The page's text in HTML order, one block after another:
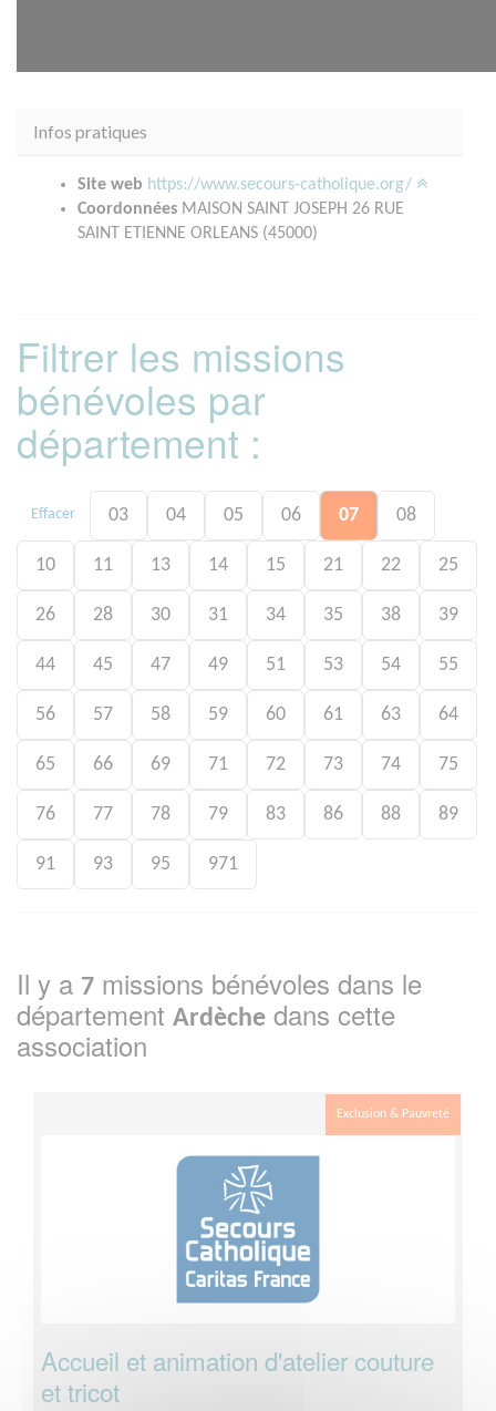
Infos pratiques
Site web https://www.secours-catholique.org/
Coordonnées MAISON SAINT JOSEPH 26 RUE
SAINT ETIENNE ORLEANS (45000)
Filtrer les missions
bénévoles par
département :
Effacer 03 04 05 06 07 08
10 11 13 14 15 21 22 25
26 28 30 31 34 35 38 39
44 45 47 49 51 53 54 55
56 57 58 59 60 61 63 64
65 66 69 71 72 73 74 75
76 77 78 79 83 86 88 89
91 93 95 971
Il y a 7 missions bénévoles dans le
département Ardèche dans cette
association
Exclusion & Pauvreté
Accueil et animation d'atelier couture
et tricot